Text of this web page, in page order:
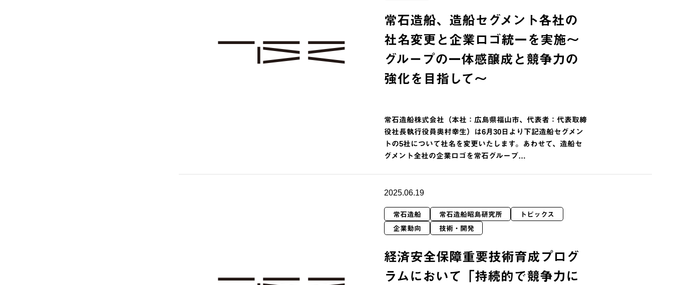
常石造船、造船セグメント各社の
社名変更と企業ロゴ統一を実施〜
グループの一体感醸成と競争力の
強化を目指して〜
常石造船株式会社（本社：広島県福山市、代表者：代表取締
役社長執行役員奥村幸生）は6月30日より下記造船セグメン
トの5社について社名を変更いたします。あわせて、造船セ
グメント全社の企業ロゴを常石グループ…
2025.06.19
常石造船 常石造船昭島研究所
トピックス
企業動向
技術・開発
経済安全保障重要技術育成プログ
ラムにおいて「持続的で競争力に